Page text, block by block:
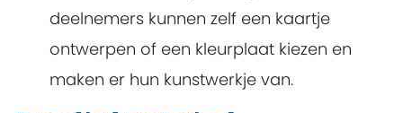
deelnemers kunnen zelf een kaartje
ontwerpen of een kleurplaat kiezen en
maken er hun kunstwerkje van.